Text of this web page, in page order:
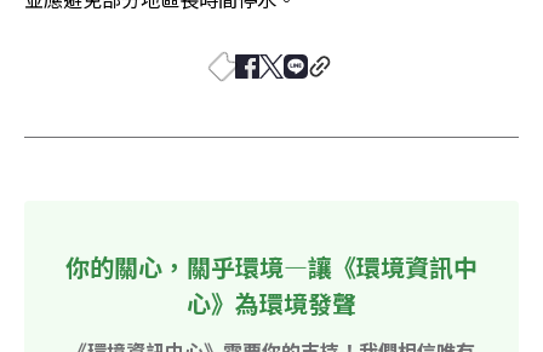
你的關心，關乎環境—讓《環境資訊中
心》為環境發聲